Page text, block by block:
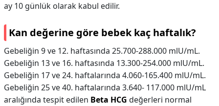
ay 10 günlük olarak kabul edilir.
Kan değerine göre bebek kaç haftalık?
Gebeliğin 9 ve 12. haftasında 25.700-288.000 mlU/mL.
Gebeliğin 13 ve 16. haftasında 13.300-254.000 mlU/mL.
Gebeliğin 17 ve 24. haftalarında 4.060-165.400 mlU/mL.
Gebeliğin 25 ve 40. haftalarında 3.640- 117.000 mlU/mL
aralığında tespit edilen Beta HCG değerleri normal